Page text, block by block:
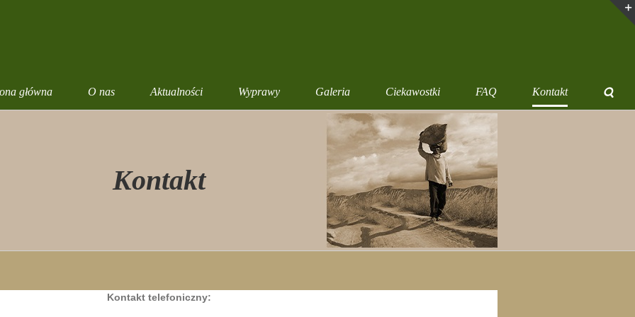
główna O nas Aktualności Wyprawy Galeria Ciekawostki FAQ Kontakt
Kontakt
Kontakt telefoniczny: